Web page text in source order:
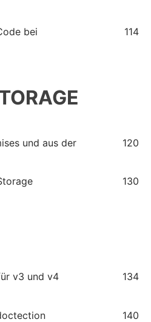
bei
114
und aus der
120
130
v3 und v4
134
140